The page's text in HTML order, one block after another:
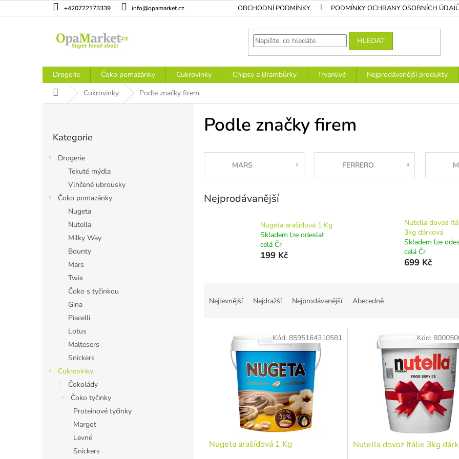
na
+420722173339 info@opamarket.cz OBCHODNÍ PODMÍNKY PODMÍNKY OCHRANY OSOBNÍCH
HLEDAT
Drogerie Čoko pomazánky Cukrovinky Chipsy a Brambůrky Trvanlivé Nejprodávanější produkty
Domů Cukrovinky Podle značky firem
kategorie
Kategorie
Drogerie
Tekuté mýdla
Vlhčené ubrousky
Čoko pomazánky
Nugeta
Nutella
Milky Way
Bounty
Mars
Twix
Čoko s tyčinkou
Gina
Piacelli
Lotus
Maltesers
Snickers
Cukrovinky
Čokolády
Čoko tyčinky
Proteinové tyčinky
Margot
Levné
Snickers
Podle značky firem
MARS FERRERO
Nejprodávanější
Nugeta arašídová 1 Kg
Skladem lze odeslat
celá Čr
199 Kč
Nutella dovoz
3kg dárková
Skladem lze
celá Čr
699 Kč
Nejlevnější Nejdražší Nejprodávanější Abecedně
Nugeta arašídová 1 Kg
Kód: 8595164310581
Nutella dovoz Itálie 3kg
Kód: